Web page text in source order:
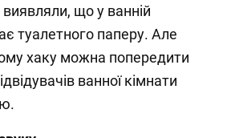
виявляли, що у ванній
туалетного паперу. Але
хаку можна попередити
ванної кімнати